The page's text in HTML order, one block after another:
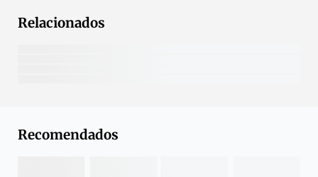
Relacionados
Recomendados